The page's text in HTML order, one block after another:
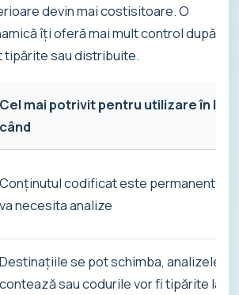
devin mai costisitoare. O
îți oferă mai mult control după
tipărite sau distribuite.
Cel mai potrivit pentru utilizare în lot
când
Conținutul codificat este permanent și
va necesita analize
Destinațiile se pot schimba, analizele
contează sau codurile vor fi tipărite la